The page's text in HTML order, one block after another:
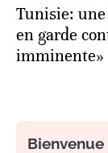
Tunisie:
en garde
imminente»